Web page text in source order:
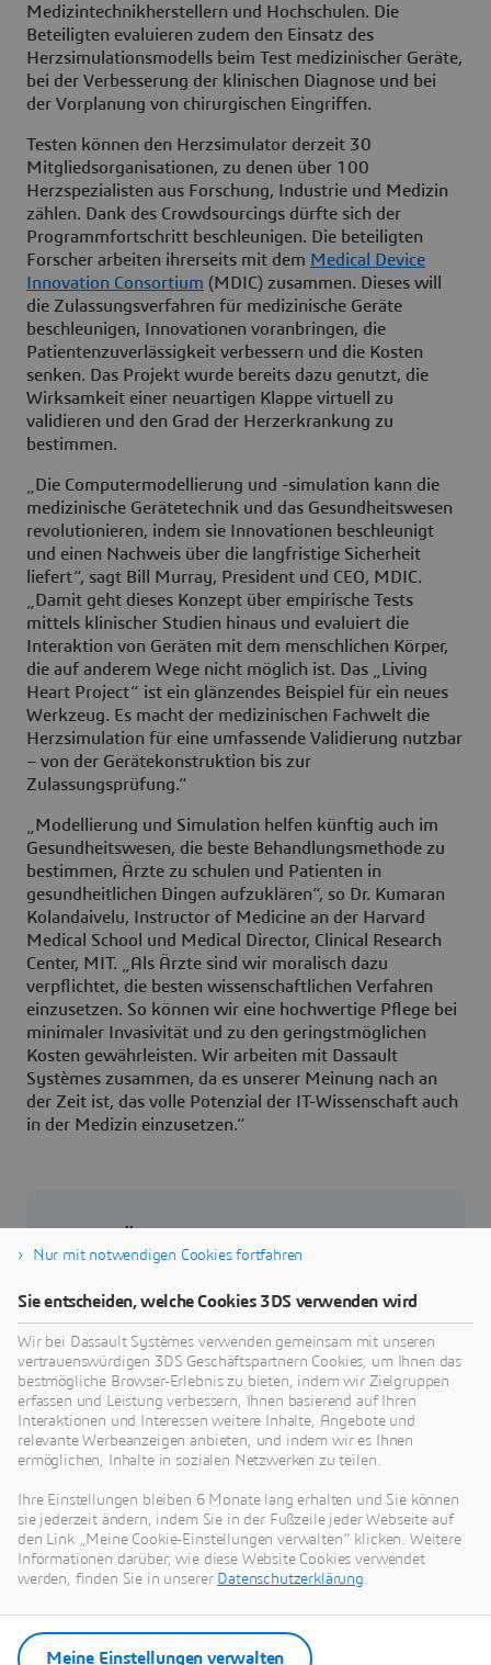
Medizintechnikherstellern und Hochschulen. Die
Beteiligten evaluieren zudem den Einsatz des
Herzsimulationsmodells beim Test medizinischer Geräte,
bei der Verbesserung der klinischen Diagnose und bei
der Vorplanung von chirurgischen Eingriffen.
Testen können den Herzsimulator derzeit 30
Mitgliedsorganisationen, zu denen über 100
Herzspezialisten aus Forschung, Industrie und Medizin
zählen. Dank des Crowdsourcings dürfte sich der
Programmfortschritt beschleunigen. Die beteiligten
Forscher arbeiten ihrerseits mit dem Medical Device
Innovation Consortium (MDIC) zusammen. Dieses will
die Zulassungsverfahren für medizinische Geräte
beschleunigen, Innovationen voranbringen, die
Patientenzuverlässigkeit verbessern und die Kosten
senken. Das Projekt wurde bereits dazu genutzt, die
Wirksamkeit einer neuartigen Klappe virtuell zu
validieren und den Grad der Herzerkrankung zu
bestimmen.
„Die Computermodellierung und -simulation kann die
medizinische Gerätetechnik und das Gesundheitswesen
revolutionieren, indem sie Innovationen beschleunigt
und einen Nachweis über die langfristige Sicherheit
liefert“, sagt Bill Murray, President und CEO, MDIC.
„Damit geht dieses Konzept über empirische Tests
mittels klinischer Studien hinaus und evaluiert die
Interaktion von Geräten mit dem menschlichen Körper,
die auf anderem Wege nicht möglich ist. Das „Living
Heart Project“ ist ein glänzendes Beispiel für ein neues
Werkzeug. Es macht der medizinischen Fachwelt die
Herzsimulation für eine umfassende Validierung nutzbar
– von der Gerätekonstruktion bis zur
Zulassungsprüfung.“
„Modellierung und Simulation helfen künftig auch im
Gesundheitswesen, die beste Behandlungsmethode zu
bestimmen, Ärzte zu schulen und Patienten in
gesundheitlichen Dingen aufzuklären“, so Dr. Kumaran
Kolandaivelu, Instructor of Medicine an der Harvard
Medical School und Medical Director, Clinical Research
Center, MIT. „Als Ärzte sind wir moralisch dazu
verpflichtet, die besten wissenschaftlichen Verfahren
einzusetzen. So können wir eine hochwertige Pflege bei
minimaler Invasivität und zu den geringstmöglichen
Kosten gewährleisten. Wir arbeiten mit Dassault
Systèmes zusammen, da es unserer Meinung nach an
der Zeit ist, das volle Potenzial der IT-Wissenschaft auch
in der Medizin einzusetzen.“
menschlichen Fortschritt. Seit 1981 ist das
Unternehmen führend in der Entwicklung
virtueller Technologien, die das reale Leben von
Verbrauchern, Patienten und Bürgern verbessern.
Mehr als 370.000 Kunden aller Größen und
Branchen arbeiten auf der 3DEXPERIENCE
plattform von Dassault Systèmes zusammen,
entwickeln Ideen und realisieren nachhaltige
Innovationen, die sich positiv auf das private und
öffentliche gesellschaftliche Leben auswirken.
Weitere Informationen erhalten Sie
Nur mit notwendigen Cookies fortfahren
Sie entscheiden, welche Cookies 3DS verwenden wird
Wir bei Dassault Systèmes verwenden gemeinsam mit unseren
vertrauenswürdigen 3DS Geschäftspartnern Cookies, um Ihnen das
bestmögliche Browser-Erlebnis zu bieten, indem wir Zielgruppen
erfassen und Leistung verbessern, Ihnen basierend auf Ihren
Interaktionen und Interessen weitere Inhalte, Angebote und
relevante Werbeanzeigen anbieten, und indem wir es Ihnen
ermöglichen, Inhalte in sozialen Netzwerken zu teilen.
Ihre Einstellungen bleiben 6 Monate lang erhalten und Sie können
sie jederzeit ändern, indem Sie in der Fußzeile jeder Webseite auf
den Link „Meine Cookie-Einstellungen verwalten“ klicken. Weitere
Informationen darüber, wie diese Website Cookies verwendet
werden, finden Sie in unserer Datenschutzerklärung.
Meine Einstellungen verwalten